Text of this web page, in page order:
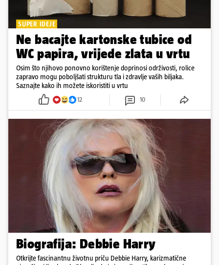
SUPER IDEJE
Ne bacajte kartonske tubice od
WC papira, vrijede zlata u vrtu
Osim što njihovo ponovno korištenje doprinosi održivosti, rolice
zapravo mogu poboljšati strukturu tla i zdravlje vaših biljaka.
Saznajte kako ih možete iskoristiti u vrtu
12 10
Biografija: Debbie Harry
Otkrijte fascinantnu životnu priču Debbie Harry, karizmatične